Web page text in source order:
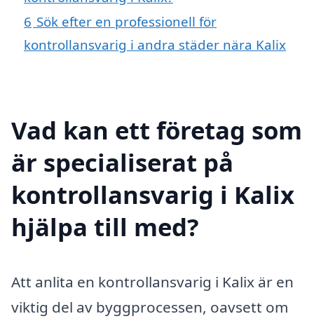
6 Sök efter en professionell för
kontrollansvarig i andra städer nära Kalix
Vad kan ett företag som
är specialiserat på
kontrollansvarig i Kalix
hjälpa till med?
Att anlita en kontrollansvarig i Kalix är en
viktig del av byggprocessen, oavsett om